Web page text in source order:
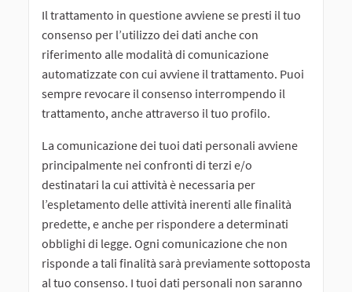
Il trattamento in questione avviene se presti il tuo
consenso per l’utilizzo dei dati anche con
riferimento alle modalità di comunicazione
automatizzate con cui avviene il trattamento. Puoi
sempre revocare il consenso interrompendo il
trattamento, anche attraverso il tuo profilo.
La comunicazione dei tuoi dati personali avviene
principalmente nei confronti di terzi e/o
destinatari la cui attività è necessaria per
l’espletamento delle attività inerenti alle finalità
predette, e anche per rispondere a determinati
obblighi di legge. Ogni comunicazione che non
risponde a tali finalità sarà previamente sottoposta
al tuo consenso. I tuoi dati personali non saranno